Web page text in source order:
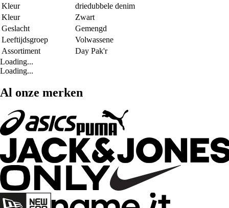
Kleur
driedubbele denim
Kleur
Zwart
Geslacht
Gemengd
Leeftijdsgroep
Volwassene
Assortiment
Day Pak'r
Loading...
Loading...
Al onze merken